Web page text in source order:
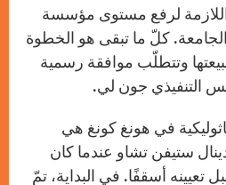
لرفع مستوى مؤسسة
الجامعة. كلّ ما تبقى هو الخطوة
وتتطلّب موافقة رسمية
التنفيذي جون لي.
في هونغ كونغ هي
ستيفن تشاو عندما كان
تعيينه أسقفًا. في البداية، تمّ